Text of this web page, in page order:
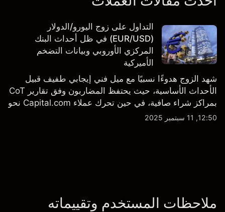
التداول على زوج اليورو/الدولار
(EUR/USD) في ظل أحداث البنك
المركزي الأوروبي وبيانات التضخم
الأميركية
شهد الزوج هدوءًا نسبيًا مع ميل فني إيجابي طفيف قبيل
الأحداث الأساسية، حيث يحتفظ المضاربون وفق تقارير CoT
بمراكز شراء صافية، في حين تحرك عملاء Capital.com نحو
الحياد.
12:50, 11 سبتمبر 2025
ملاحظات المستخدم وتقييماته